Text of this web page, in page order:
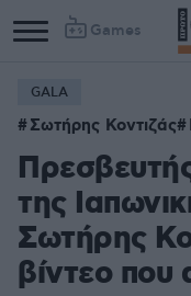
Games
GALA
Σωτήρης Κοντιζάς
της
Σωτήρης
βίντεο που